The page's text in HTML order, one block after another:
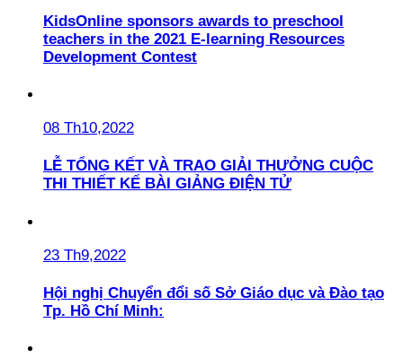
KidsOnline sponsors awards to preschool
teachers in the 2021 E-learning Resources
Development Contest
08 Th10,2022
LỄ TỔNG KẾT VÀ TRAO GIẢI THƯỞNG CUỘC
THI THIẾT KẾ BÀI GIẢNG ĐIỆN TỬ
23 Th9,2022
Hội nghị Chuyển đổi số Sở Giáo dục và Đào tạo
Tp. Hồ Chí Minh: